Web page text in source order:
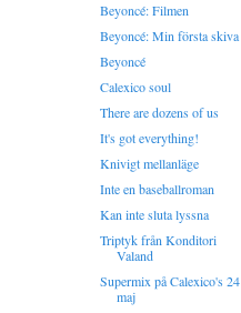
Beyoncé: Filmen
Beyoncé: Min första skiva
Beyoncé
Calexico soul
There are dozens of us
It's got everything!
Knivigt mellanläge
Inte en baseballroman
Kan inte sluta lyssna
Triptyk från Konditori
Valand
Supermix på Calexico's 24
maj